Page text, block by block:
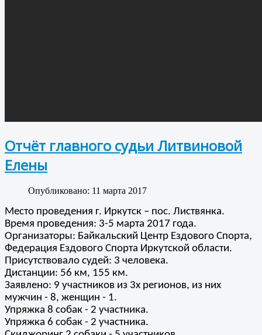
Отчёт главного судьи Литвиновой
Елены
Опубликовано: 11 марта 2017
Место проведения г. Иркутск – пос. Листвянка.
Время проведения: 3-5 марта 2017 года.
Организаторы: Байкальский Центр Ездового Спорта,
Федерация Ездового Спорта Иркутской области.
Присутствовало судей: 3 человека.
Дистанции: 56 км, 155 км.
Заявлено: 9 участников из 3х регионов, из них
мужчин - 8, женщин - 1.
Упряжка 8 собак - 2 участника.
Упряжка 6 собак - 2 участника.